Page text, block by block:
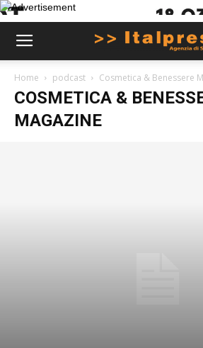
Home podcast Cosmetica & Benessere
COSMETICA &
MAGAZINE